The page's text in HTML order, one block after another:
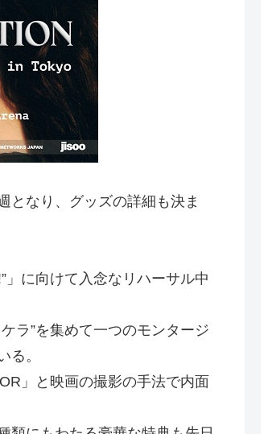
となり、グッズの詳細も決ま
」に向けて入念なリハーサル中
ラ”を集めて一つのモンタージ
る。
」と映画の撮影の手法で内面